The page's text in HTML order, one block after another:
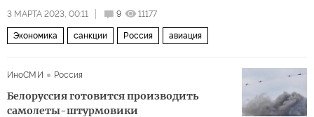
3 МАРТА 2023, 00:11 9 11177
Экономика санкции Россия авиация
ИноСМИ Россия
Белоруссия готовится производить
самолеты-штурмовики